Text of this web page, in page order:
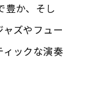
豊か、そし
ズやフュー
ィックな演奏